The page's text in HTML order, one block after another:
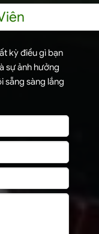
kỳ điều gì bạn
sự ảnh hưởng
sẵng sàng lắng